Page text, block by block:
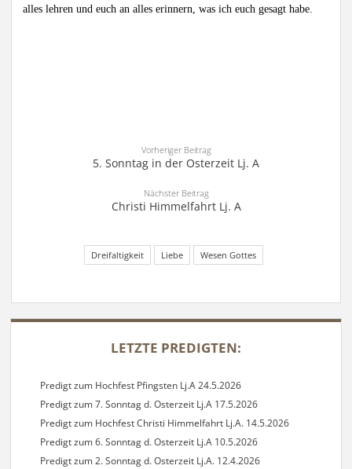
alles lehren und euch an alles erinnern, was ich euch gesagt habe.
Vorheriger Beitrag
5. Sonntag in der Osterzeit Lj. A
Nächster Beitrag
Christi Himmelfahrt Lj. A
Dreifaltigkeit Liebe Wesen Gottes
SIDEBAR
LETZTE PREDIGTEN:
Predigt zum Hochfest Pfingsten Lj.A 24.5.2026
Predigt zum 7. Sonntag d. Osterzeit Lj.A 17.5.2026
Predigt zum Hochfest Christi Himmelfahrt Lj.A. 14.5.2026
Predigt zum 6. Sonntag d. Osterzeit Lj.A 10.5.2026
Predigt zum 2. Sonntag d. Osterzeit Lj.A. 12.4.2026